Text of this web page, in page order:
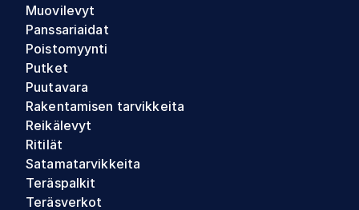
Muovilevyt
Panssariaidat
Poistomyynti
Putket
Puutavara
Rakentamisen tarvikkeita
Reikälevyt
Ritilät
Satamatarvikkeita
Teräspalkit
Teräsverkot